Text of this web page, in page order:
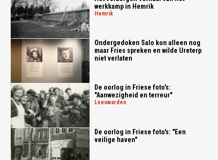
werkkamp in Hemrik
hemrik
Ondergedoken Salo kon alleen nog
maar Fries spreken en wilde Ureterp
niet verlaten
De oorlog in Friese foto's:
"Aanwezigheid en terreur"
leeuwarden
De oorlog in Friese foto's: "Een
veilige haven"